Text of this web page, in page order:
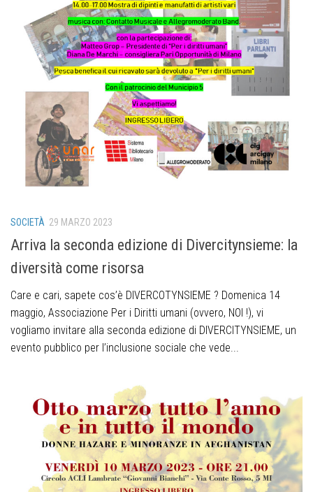
SOCIETÀ 29 MARZO 2023
Arriva la seconda edizione di Divercitynsieme: la
diversità come risorsa
Care e cari, sapete cos’è DIVERCOTYNSIEME ? Domenica 14
maggio, Associazione Per i Diritti umani (ovvero, NOI !), vi
vogliamo invitare alla seconda edizione di DIVERCITYNSIEME, un
evento pubblico per l’inclusione sociale che vede...